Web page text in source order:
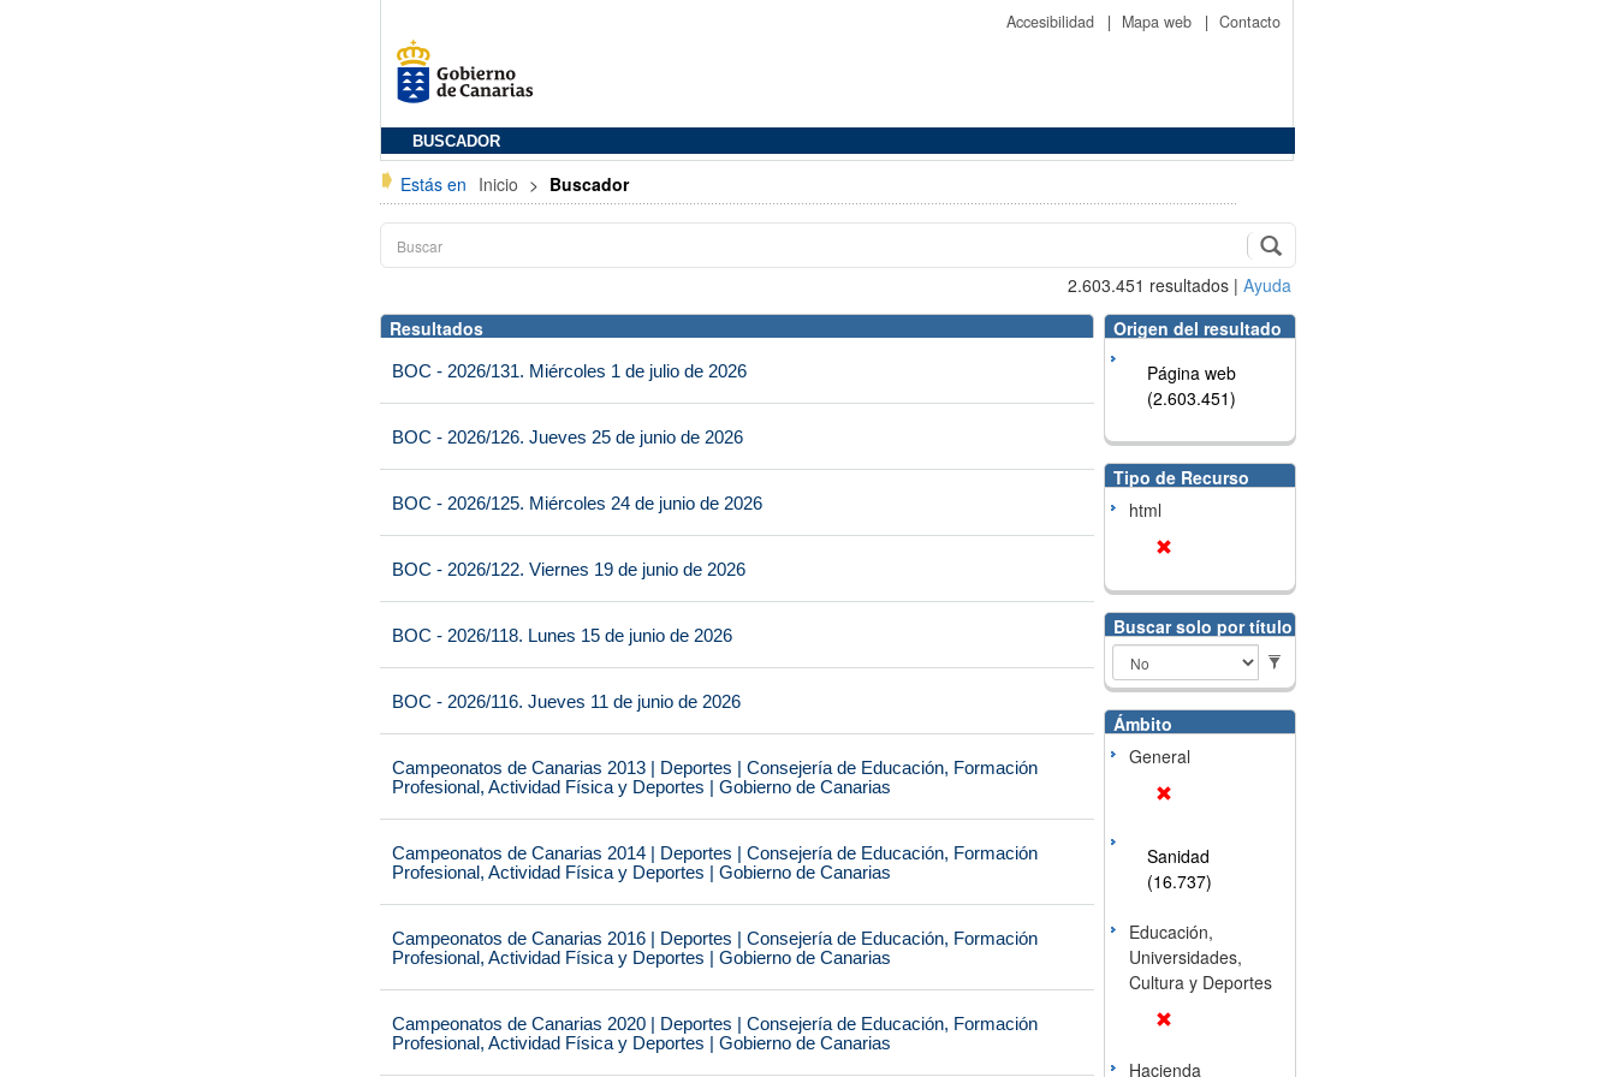
Accesibilidad | Mapa web | Contacto
BUSCADOR
Estás en Inicio > Buscador
2.603.451 resultados | Ayuda
Resultados
BOC - 2026/131. Miércoles 1 de julio de 2026
BOC - 2026/126. Jueves 25 de junio de 2026
BOC - 2026/125. Miércoles 24 de junio de 2026
BOC - 2026/122. Viernes 19 de junio de 2026
BOC - 2026/118. Lunes 15 de junio de 2026
BOC - 2026/116. Jueves 11 de junio de 2026
Campeonatos de Canarias 2013 | Deportes | Consejería de Educación, Formación
Profesional, Actividad Física y Deportes | Gobierno de Canarias
Campeonatos de Canarias 2014 | Deportes | Consejería de Educación, Formación
Profesional, Actividad Física y Deportes | Gobierno de Canarias
Campeonatos de Canarias 2016 | Deportes | Consejería de Educación, Formación
Profesional, Actividad Física y Deportes | Gobierno de Canarias
Campeonatos de Canarias 2020 | Deportes | Consejería de Educación, Formación
Profesional, Actividad Física y Deportes | Gobierno de Canarias
Origen del resultado
Página web
(2.603.451)
Tipo de Recurso
html
Buscar solo por título
Ámbito
General
Sanidad
(16.737)
Educación,
Universidades,
Cultura y Deportes
Hacienda